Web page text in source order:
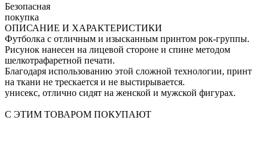
Безопасная
покупка
ОПИСАНИЕ И ХАРАКТЕРИСТИКИ
Футболка с отличным и изысканным принтом рок-группы.
Рисунок нанесен на лицевой стороне и спине методом
шелкотрафаретной печати.
Благодаря использованию этой сложной технологии, принт
на ткани не трескается и не выстирывается.
унисекс, отлично сидят на женской и мужской фигурах.
С ЭТИМ ТОВАРОМ ПОКУПАЮТ